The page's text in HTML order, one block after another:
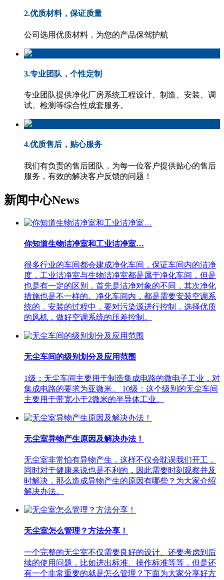
2.优质材料，保证质量
公司选用优质材料，为您的产品保驾护航
3.专业团队，个性定制
专业团队提供净化厂房系统工程设计、制造、安装、调
试、检测等综合性成套服务。
4.优质售后，贴心服务
我们有负责的售后团队，为每一位客户提供贴心的售后
服务，有效的解决客户反馈的问题！
新闻中心News
你知道生物洁净室和工业洁净室…
很多行业的车间都会建成净化车间，保证车间内的洁净
度，工业洁净室与生物洁净室都是属于净化车间，但是
也是有一定的区别，首先是洁净对象的不同，其次净化
措施也是不一样的。净化车间内，都是需要安装空调系
统的，安装的过程中，要对污染源进行控制，选择优质
的风机，做好空调系统的压差控制。
无尘车间的级别划分及应用范围
1级：无尘车间主要用于制造集成电路的微电子工业，对
集成电路的要求为亚微米。 10级：这个级别的无尘车间
主要用于带宽小于2微米的半导体工业。
无尘室异物产生原因及解决办法！
无尘室非常怕有异物产生，这样不仅会耽误我们开工，
同时对于健康来说也是不利的，因此需要时刻观察并及
时解决，那么造成异物产生的原因有哪些？为大家介绍
解决办法。
无尘室怎么管理？方法分享！
一个完整的无尘室不仅需要良好的设计、还要考虑到后
续的使用问题，比如进出标准、操作标准等等，但是还
有一个非常重要的就是怎么管理？下面为大家分享好方